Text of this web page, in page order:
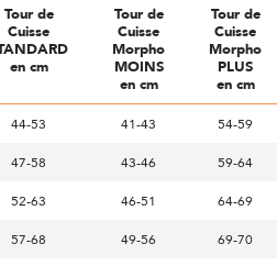
Tour de
Cuisse
en cm
Tour de
Cuisse
Morpho
MOINS
en cm
Tour de
Cuisse
Morpho
PLUS
en cm
44-53 41-43
54-59
47-58 43-46
59-64
52-63 46-51
64-69
57-68 49-56
69-70